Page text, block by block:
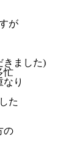
が
きました)
忙
り
た
の